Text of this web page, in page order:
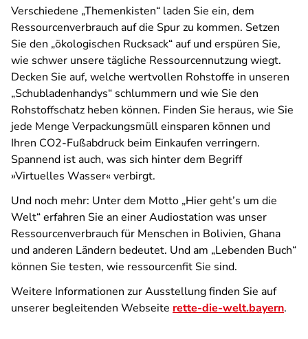
Verschiedene „Themenkisten“ laden Sie ein, dem
Ressourcenverbrauch auf die Spur zu kommen. Setzen
Sie den „ökologischen Rucksack“ auf und erspüren Sie,
wie schwer unsere tägliche Ressourcennutzung wiegt.
Decken Sie auf, welche wertvollen Rohstoffe in unseren
„Schubladenhandys“ schlummern und wie Sie den
Rohstoffschatz heben können. Finden Sie heraus, wie Sie
jede Menge Verpackungsmüll einsparen können und
Ihren CO2-Fußabdruck beim Einkaufen verringern.
Spannend ist auch, was sich hinter dem Begriff
»Virtuelles Wasser« verbirgt.
Und noch mehr: Unter dem Motto „Hier geht’s um die
Welt“ erfahren Sie an einer Audiostation was unser
Ressourcenverbrauch für Menschen in Bolivien, Ghana
und anderen Ländern bedeutet. Und am „Lebenden Buch“
können Sie testen, wie ressourcenfit Sie sind.
Weitere Informationen zur Ausstellung finden Sie auf
unserer begleitenden Webseite rette-die-welt.bayern.